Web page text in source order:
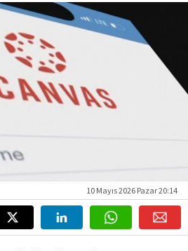
10 Mayıs 2026 Pazar 20:14